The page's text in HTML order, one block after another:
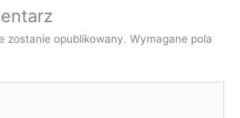
zostanie opublikowany. Wymagane pola